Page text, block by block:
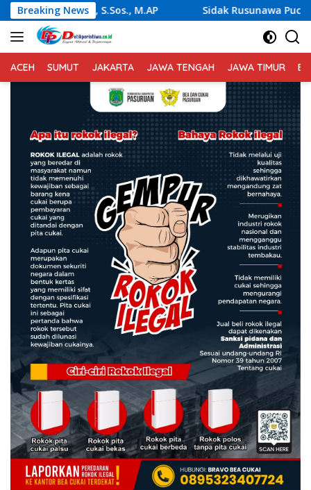
Langsung
ke
konten
Breaking News
Sidak Rusunawa Pucang, Wabup Mimik Idayana
ACEH SUMUT JAKARTA JAWA TENGAH JAWA TIMUR